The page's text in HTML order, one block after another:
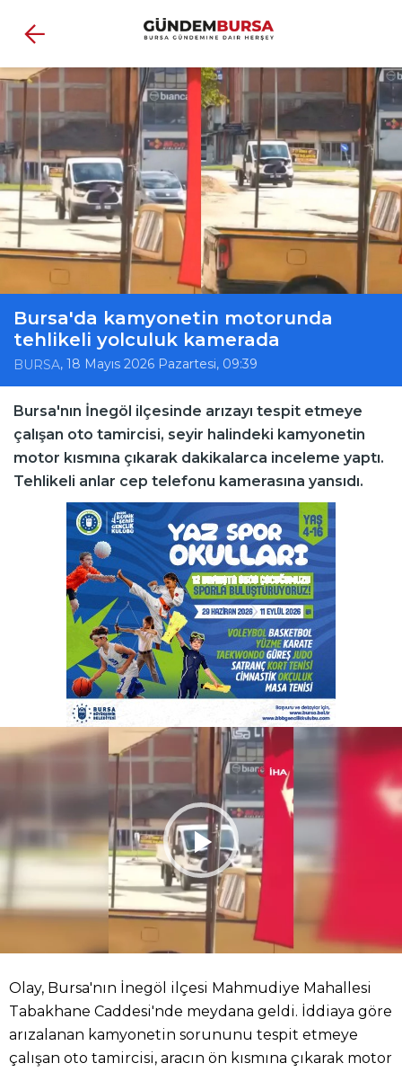
Bursa'da kamyonetin motorunda
tehlikeli yolculuk kamerada
BURSA, 18 Mayıs 2026 Pazartesi, 09:39
Bursa'nın İnegöl ilçesinde arızayı tespit etmeye
çalışan oto tamircisi, seyir halindeki kamyonetin
motor kısmına çıkarak dakikalarca inceleme yaptı.
Tehlikeli anlar cep telefonu kamerasına yansıdı.
Olay, Bursa'nın İnegöl ilçesi Mahmudiye Mahallesi
Tabakhane Caddesi'nde meydana geldi. İddiaya göre
arızalanan kamyonetin sorununu tespit etmeye
çalışan oto tamircisi, aracın ön kısmına çıkarak motor